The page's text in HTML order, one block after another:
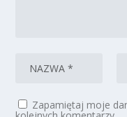
Zapamiętaj moje